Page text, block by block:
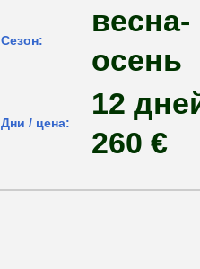
Сезон:
весна-
осень
Дни / цена:
12
260 €